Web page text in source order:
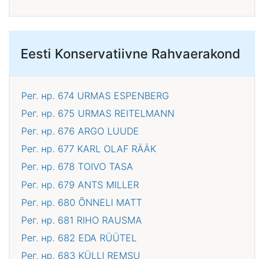
Eesti Konservatiivne Rahvaerakond
Рег. нр. 674 URMAS ESPENBERG
Рег. нр. 675 URMAS REITELMANN
Рег. нр. 676 ARGO LUUDE
Рег. нр. 677 KARL OLAF RÄÄK
Рег. нр. 678 TOIVO TASA
Рег. нр. 679 ANTS MILLER
Рег. нр. 680 ÕNNELI MATT
Рег. нр. 681 RIHO RAUSMA
Рег. нр. 682 EDA RÜÜTEL
Рег. нр. 683 KÜLLI REMSU